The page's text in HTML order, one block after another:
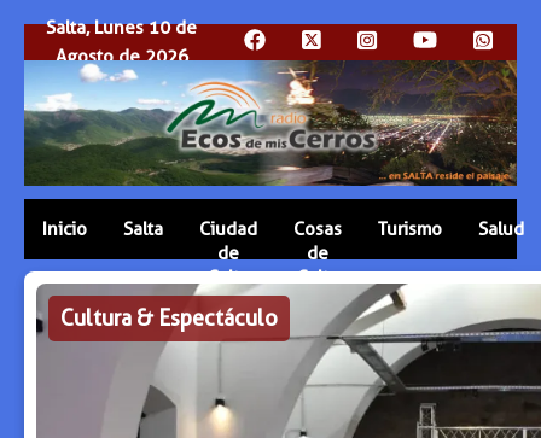
Salta, Lunes 10 de
Agosto de 2026
Inicio Salta
Ciudad
de
Salta
Cosas
de
Salta
Turismo Salud
Cultura & Espectáculo